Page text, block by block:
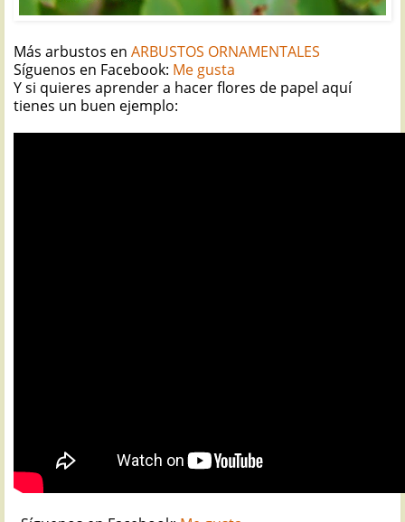
Más arbustos en ARBUSTOS ORNAMENTALES
Síguenos en Facebook: Me gusta
Y si quieres aprender a hacer flores de papel aquí
tienes un buen ejemplo: